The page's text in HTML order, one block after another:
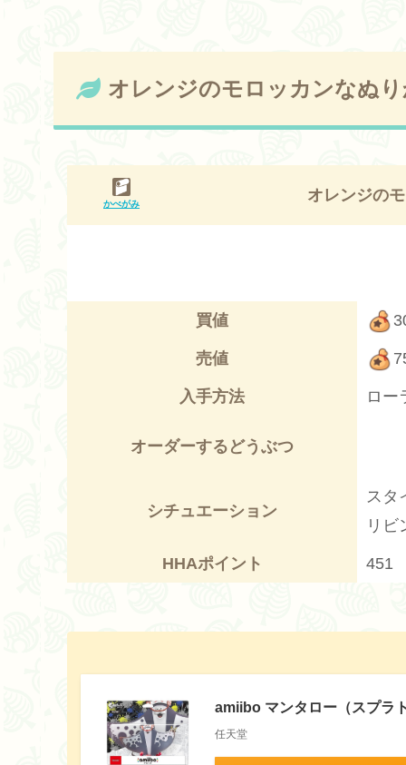
オレンジのモロッカンなぬ
かべがみ オレンジの
買値
売値
入手方法 ロー
オーダーするどうぶつ
シチュエーション
スタ
リビ
HHAポイント 451
amiibo マンタロー（スプラ
任天堂